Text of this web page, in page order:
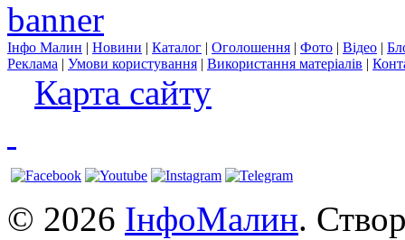
Інфо Малин | Новини | Каталог | Оголошення | Фото | Відео |
Реклама | Умови користування | Використання матеріалів |
Карта сайту
© 2026 ІнфоМалин.